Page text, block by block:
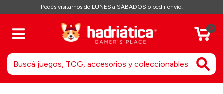
Podés visitarnos de LUNES a SÁBADOS o pedir envío!
0